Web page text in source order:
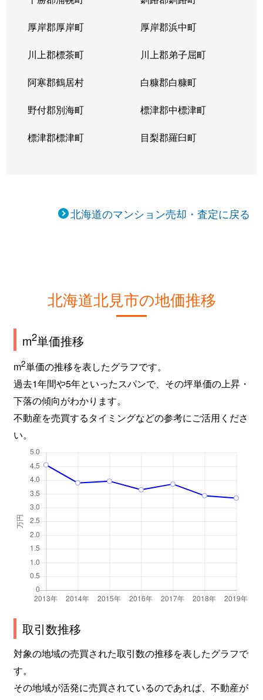
厚岸郡厚岸町 厚岸郡浜中町
川上郡標茶町 川上郡弟子屈町
阿寒郡鶴居村 白糠郡白糠町
野付郡別海町 標津郡中標津町
標津郡標津町 目梨郡羅臼町
北海道のマンション売却・査定に戻る
北海道北見市の地価推移
m2単価推移
m2単価の推移を表したグラフです。
過去1年間や5年といったスパンで、その坪単価の上昇・
下落の傾向がわかります。
不動産を売買するタイミングなどの参考にご活用くださ
い。
取引数推移
対象の地域の売買された取引数の推移を表したグラフで
す。
その地域が活発に売買されているのであれば、不動産が